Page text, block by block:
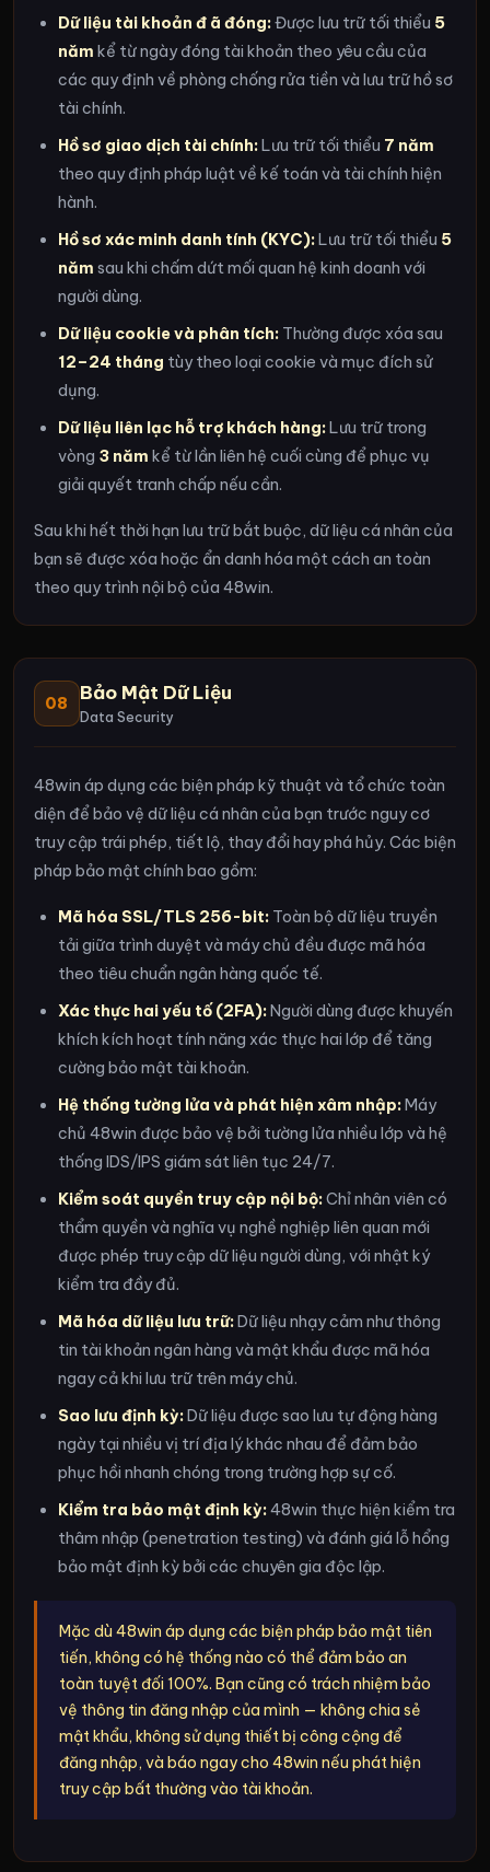
Dữ liệu tài khoản đ ã đóng:Được lưu trữ tối thiểu 5
năm kể từ ngày đóng tài khoản theo yêu cầu của
các quy định về phòng chống rửa tiền và lưu trữ hồ sơ
tài chính.
Hồ sơ giao dịch tài chính:Lưu trữ tối thiểu 7 năm
theo quy định pháp luật về kế toán và tài chính hiện
hành.
Hồ sơ xác minh danh tính (KYC):Lưu trữ tối thiểu 5
năm sau khi chấm dứt mối quan hệ kinh doanh với
người dùng.
Dữ liệu cookie và phân tích:Thường được xóa sau
12–24 tháng tùy theo loại cookie và mục đích sử
dụng.
Dữ liệu liên lạc hỗ trợ khách hàng:Lưu trữ trong
vòng 3 năm kể từ lần liên hệ cuối cùng để phục vụ
giải quyết tranh chấp nếu cần.
Sau khi hết thời hạn lưu trữ bắt buộc, dữ liệu cá nhân của
bạn sẽ được xóa hoặc ẩn danh hóa một cách an toàn
theo quy trình nội bộ của 48win.
08 Bảo Mật Dữ Liệu
Data Security
48win áp dụng các biện pháp kỹ thuật và tổ chức toàn
diện để bảo vệ dữ liệu cá nhân của bạn trước nguy cơ
truy cập trái phép, tiết lộ, thay đổi hay phá hủy. Các biện
pháp bảo mật chính bao gồm:
Mã hóa SSL/TLS 256-bit:Toàn bộ dữ liệu truyền
tải giữa trình duyệt và máy chủ đều được mã hóa
theo tiêu chuẩn ngân hàng quốc tế.
Xác thực hai yếu tố (2FA):Người dùng được khuyến
khích kích hoạt tính năng xác thực hai lớp để tăng
cường bảo mật tài khoản.
Hệ thống tường lửa và phát hiện xâm nhập:Máy
chủ 48win được bảo vệ bởi tường lửa nhiều lớp và hệ
thống IDS/IPS giám sát liên tục 24/7.
Kiểm soát quyền truy cập nội bộ:Chỉ nhân viên có
thẩm quyền và nghĩa vụ nghề nghiệp liên quan mới
được phép truy cập dữ liệu người dùng, với nhật ký
kiểm tra đầy đủ.
Mã hóa dữ liệu lưu trữ:Dữ liệu nhạy cảm như thông
tin tài khoản ngân hàng và mật khẩu được mã hóa
ngay cả khi lưu trữ trên máy chủ.
Sao lưu định kỳ:Dữ liệu được sao lưu tự động hàng
ngày tại nhiều vị trí địa lý khác nhau để đảm bảo
phục hồi nhanh chóng trong trường hợp sự cố.
Kiểm tra bảo mật định kỳ:48win thực hiện kiểm tra
thâm nhập (penetration testing) và đánh giá lỗ hổng
bảo mật định kỳ bởi các chuyên gia độc lập.
Mặc dù 48win áp dụng các biện pháp bảo mật tiên
tiến, không có hệ thống nào có thể đảm bảo an
toàn tuyệt đối 100%. Bạn cũng có trách nhiệm bảo
vệ thông tin đăng nhập của mình — không chia sẻ
mật khẩu, không sử dụng thiết bị công cộng để
đăng nhập, và báo ngay cho 48win nếu phát hiện
truy cập bất thường vào tài khoản.